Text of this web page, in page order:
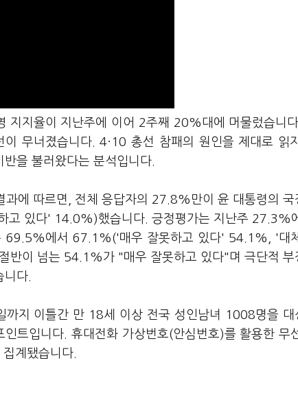
지지율이 지난주에 이어 2주째 20%대에 머물렀습니
무너졌습니다. 4·10 총선 참패의 원인을 제대로 읽
을 불러왔다는 분석입니다.
에 따르면, 전체 응답자의 27.8%만이 윤 대통령의 국
고 있다' 14.0%)했습니다. 긍정평가는 지난주 27.3%
69.5%에서 67.1%('매우 잘못하고 있다' 54.1%, '대
이 넘는 54.1%가 "매우 잘못하고 있다"며 극단적 부
다.
까지 이틀간 만 18세 이상 전국 성인남녀 1008명을 대
트입니다. 휴대전화 가상번호(안심번호)를 활용한 무
계됐습니다.